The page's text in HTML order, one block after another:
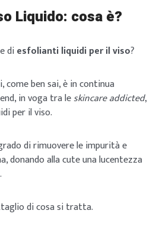
Liquido: cosa è?
diesfolianti liquidi per il viso?
come ben sai, è in continua
in voga tra leskincare addicted,
per il viso.
di rimuovere le impurità e
donando alla cute una lucentezza
di cosa si tratta.